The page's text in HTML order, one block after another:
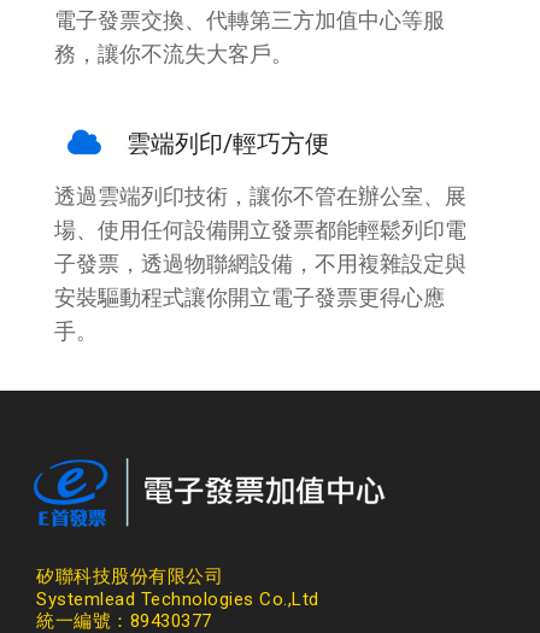
電子發票交換、代轉第三方加值中心等服
務，讓你不流失大客戶。
雲端列印/輕巧方便
透過雲端列印技術，讓你不管在辦公室、展
場、使用任何設備開立發票都能輕鬆列印電
子發票，透過物聯網設備，不用複雜設定與
安裝驅動程式讓你開立電子發票更得心應
手。
矽聯科技股份有限公司
Systemlead Technologies Co.,Ltd
統一編號：89430377